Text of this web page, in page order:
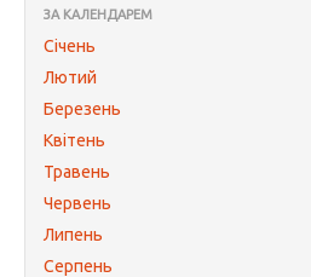
ЗА КАЛЕНДАРЕМ
Січень
Лютий
Березень
Квітень
Травень
Червень
Липень
Серпень